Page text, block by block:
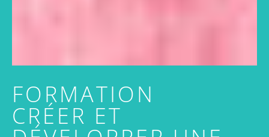
FORMATION
CRÉER ET